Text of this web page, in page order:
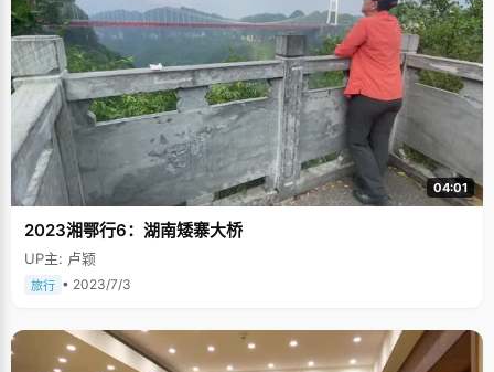
04:01
2023湘鄂行6：湖南矮寨大桥
UP主: 卢颖
旅行 • 2023/7/3